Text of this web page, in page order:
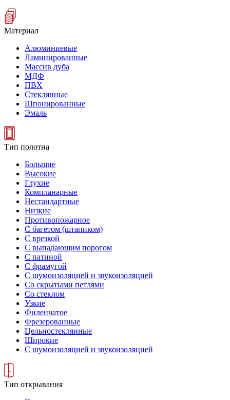
Материал
Алюминиевые
Ламинированные
Массив дуба
МДФ
ПВХ
Стеклянные
Шпонированные
Эмаль
Тип полотна
Большие
Высокие
Глухие
Компланарные
Нестандартные
Низкие
Противопожарное
С багетом (штапиком)
С врезкой
С выпадающим порогом
С патиной
С фрамугой
С шумоизоляцией и звукоизоляцией
Со скрытыми петлями
Со стеклом
Узкие
Филенчатое
Фрезерованные
Цельностеклянные
Широкие
С шумоизоляцией и звукоизоляцией
Тип открывания